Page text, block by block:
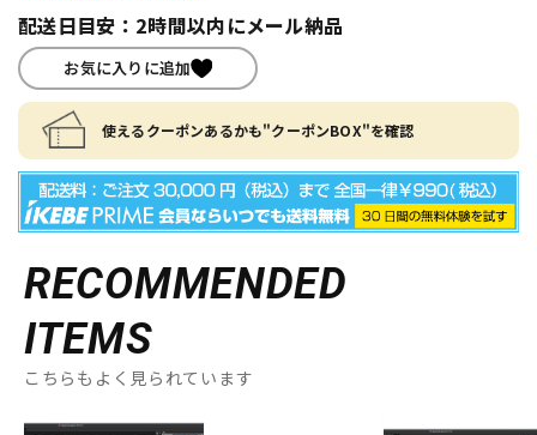
配送日目安：2時間以内にメール納品
お気に入りに追加
使えるクーポンあるかも"クーポンBOX"を確認
RECOMMENDED
ITEMS
こちらもよく見られています